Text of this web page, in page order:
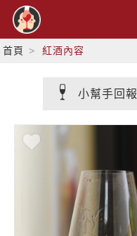
首頁 紅酒內容
小幫手回報